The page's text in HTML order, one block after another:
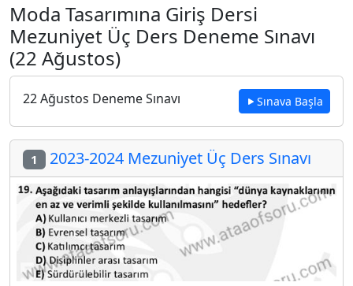
Moda Tasarımına Giriş Dersi
Mezuniyet Üç Ders Deneme Sınavı
(22 Ağustos)
22 Ağustos Deneme Sınavı Sınava Başla
1 2023-2024 Mezuniyet Üç Ders Sınavı